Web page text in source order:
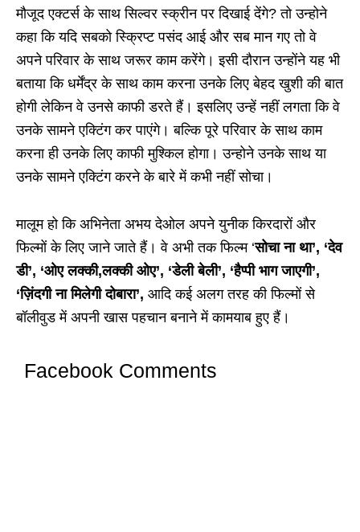
मौजूद एक्टर्स के साथ सिल्वर स्क्रीन पर दिखाई देंगे? तो उन्होने
कहा कि यदि सबको स्क्रिप्ट पसंद आई और सब मान गए तो वे
अपने परिवार के साथ जरूर काम करेंगे। इसी दौरान उन्होंने यह भी
बताया कि धर्मेंद्र के साथ काम करना उनके लिए बेहद खुशी की बात
होगी लेकिन वे उनसे काफी डरते हैं। इसलिए उन्हें नहीं लगता कि वे
उनके सामने एक्टिंग कर पाएंगे। बल्कि पूरे परिवार के साथ काम
करना ही उनके लिए काफी मुश्किल होगा। उन्होने उनके साथ या
उनके सामने एक्टिंग करने के बारे में कभी नहीं सोचा।
मालूम हो कि अभिनेता अभय देओल अपने युनीक किरदारों और
फिल्मों के लिए जाने जाते हैं। वे अभी तक फिल्म ‘सोचा ना था’, ‘देव
डी’, ‘ओए लक्की,लक्की ओए’, ‘डेली बेली’, ‘हैप्पी भाग जाएगी’,
‘ज़िंदगी ना मिलेगी दोबारा’, आदि कई अलग तरह की फिल्मों से
बॉलीवुड में अपनी खास पहचान बनाने में कामयाब हुए हैं।
Facebook Comments